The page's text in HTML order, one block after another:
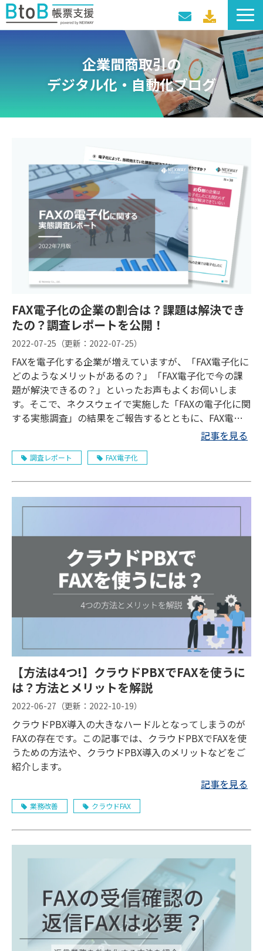
サービス一覧
導入事例
料金プラン
セミナー・イベント
企業間商取引の
デジタル化・自動化ブログ
FAX電子化の企業の割合は？課題は解決でき
たの？調査レポートを公開！
2022-07-25 （更新： 2022-07-25）
FAXを電子化する企業が増えていますが、「FAX電子化に
どのようなメリットがあるの？」「FAX電子化で今の課
題が解決できるの？」といったお声もよくお伺いしま
す。そこで、ネクスウェイで実施した「FAXの電子化に関
する実態調査」の結果をご報告するとともに、FAX電子
化における課題について改めて考えたいと思います。
記事を見る
調査レポート FAX電子化
【方法は4つ!】クラウドPBXでFAXを使うに
は？方法とメリットを解説
2022-06-27 （更新： 2022-10-19）
クラウドPBX導入の大きなハードルとなってしまうのが
FAXの存在です。この記事では、クラウドPBXでFAXを使
うための方法や、クラウドPBX導入のメリットなどをご
紹介します。
記事を見る
業務改善 クラウドFAX